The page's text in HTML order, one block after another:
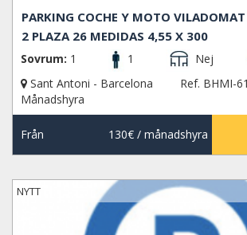
PARKING COCHE Y MOTO
2 PLAZA 26 MEDIDAS 4,55 X 300
Sovrum: 1 1 Nej
Sant Antoni - Barcelona
Ref. BHMI-
Månadshyra
Från 130€/ månadshyra
NYTT